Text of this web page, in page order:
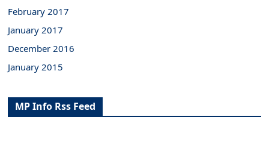
February 2017
January 2017
December 2016
January 2015
MP Info Rss Feed